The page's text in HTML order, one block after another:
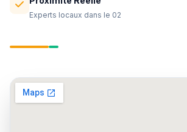
Experts locaux dans le 02